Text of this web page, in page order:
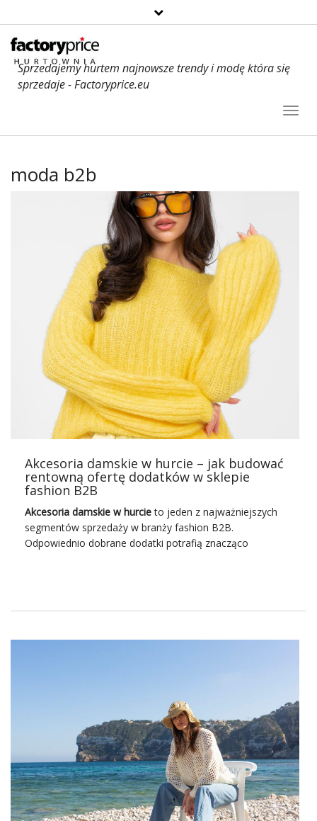
Sprzedajemy hurtem najnowsze trendy i modę która się
sprzedaje - Factoryprice.eu
moda b2b
Akcesoria damskie w hurcie – jak budować
rentowną ofertę dodatków w sklepie
fashion B2B
Akcesoria damskie w hurcieto jeden z najważniejszych
segmentów sprzedaży w branży fashion B2B.
Odpowiednio dobrane dodatki potrafią znacząco
pozyskanie odzieży, ale także umiejętne uzupełnianie
trendom i sezonowości. Właśnie dlatego hurtownia
Dlaczego akcesoria damskie są
kluczowe w sprzedaży detalicznej?
Akcesoria pełnią w sprzedaży detalicznej funkcję
strategiczną – nie tylko uzupełniają stylizacje, ale również
zwiększają rentowność całego sklepu. Właściciele butików